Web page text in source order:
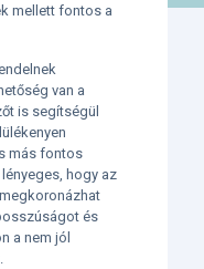
mellett fontos a
van a
is segítségül
más fontos
hogy az
és
a nem jól